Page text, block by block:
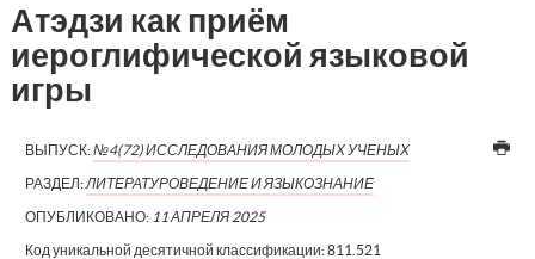
Атэдзи как приём
иероглифической языковой
игры
ВЫПУСК:№4(72) ИССЛЕДОВАНИЯ МОЛОДЫХ УЧЕНЫХ
РАЗДЕЛ:ЛИТЕРАТУРОВЕДЕНИЕ И ЯЗЫКОЗНАНИЕ
ОПУБЛИКОВАНО: 11 АПРЕЛЯ 2025
Код уникальной десятичной классификации:811.521